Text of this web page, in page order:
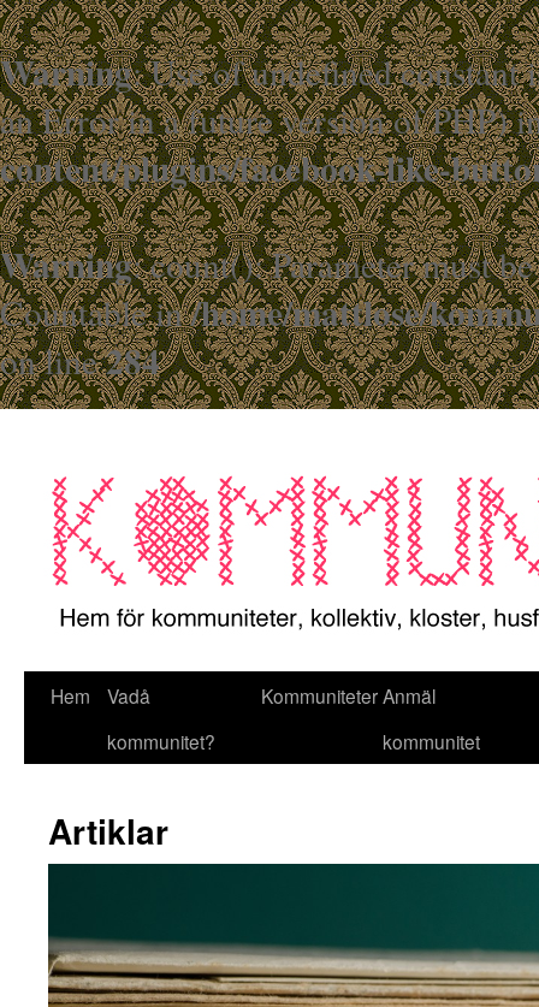
Warning: Use of undefined
an Error in a future version of PHP)
content/plugins/facebook-like-
Warning: count(): Parameter must
Countable in/home/mattlose/
on line284
Hem
Vadå
kommunitet?
KommuniteterAnmäl
kommunitet
Artiklar